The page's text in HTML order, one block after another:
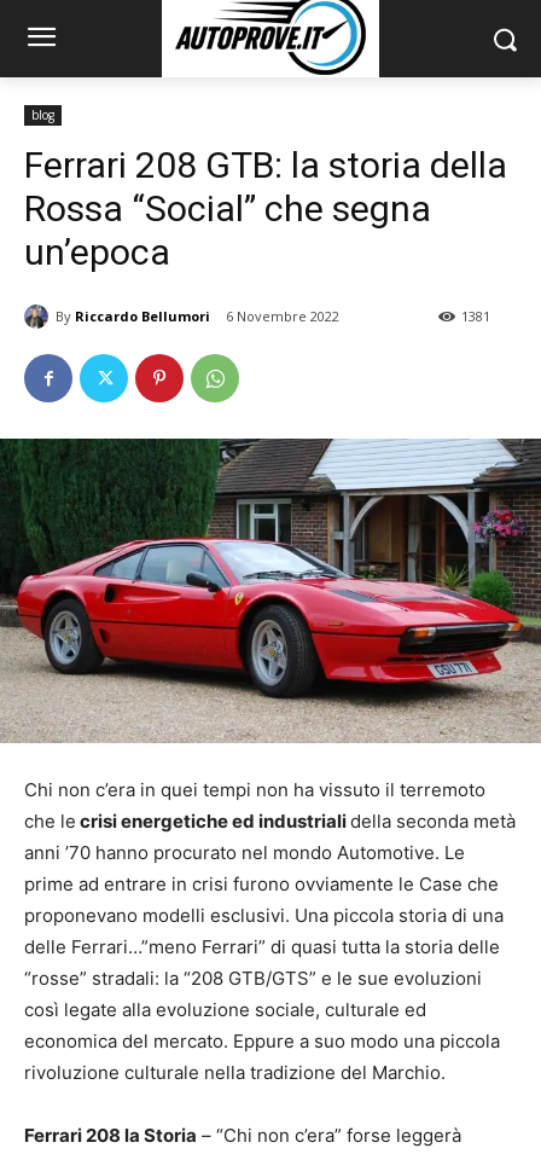
blog
Ferrari 208 GTB: la storia della
Rossa “Social” che segna
un’epoca
By Riccardo Bellumori 6 Novembre 2022 1381
Chi non c’era in quei tempi non ha vissuto il terremoto
che le crisi energetiche ed industrialidella seconda metà
anni ’70 hanno procurato nel mondo Automotive. Le
prime ad entrare in crisi furono ovviamente le Case che
proponevano modelli esclusivi. Una piccola storia di una
delle Ferrari…”meno Ferrari” di quasi tutta la storia delle
“rosse” stradali: la “208 GTB/GTS” e le sue evoluzioni
così legate alla evoluzione sociale, culturale ed
economica del mercato. Eppure a suo modo una piccola
rivoluzione culturale nella tradizione del Marchio.
Ferrari 208 la Storia – “Chi non c’era” forse leggerà